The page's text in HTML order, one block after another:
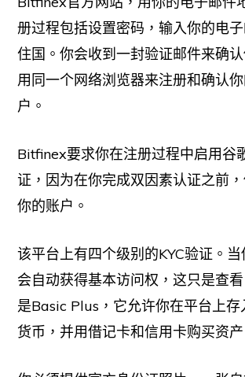
册过程包括设置密码，输入你的电
住国。你会收到一封验证邮件来确
用同一个网络浏览器来注册和确认
户。
Bitfinex要求你在注册过程中启用谷
证，因为在你完成双因素认证之前
你的账户。
该平台上有四个级别的KYC验证。
会自动获得基本访问权，这只是查
是Basic Plus，它允许你在平台上存
货币，并用借记卡和信用卡购买资产